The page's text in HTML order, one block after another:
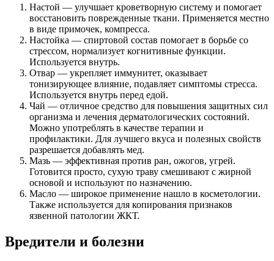
Настой — улучшает кроветворную систему и помогает
восстановить поврежденные ткани. Применяется местно
в виде примочек, компресса.
Настойка — спиртовой состав помогает в борьбе со
стрессом, нормализует когнитивные функции.
Используется внутрь.
Отвар — укрепляет иммунитет, оказывает
тонизирующее влияние, подавляет симптомы стресса.
Используется внутрь перед едой.
Чай — отличное средство для повышения защитных сил
организма и лечения дерматологических состояний.
Можно употреблять в качестве терапии и
профилактики. Для лучшего вкуса и полезных свойств
разрешается добавлять мед.
Мазь — эффективная против ран, ожогов, угрей.
Готовится просто, сухую траву смешивают с жирной
основой и используют по назначению.
Масло — широкое применение нашло в косметологии.
Также используется для копирования признаков
язвенной патологии ЖКТ.
Вредители и болезни